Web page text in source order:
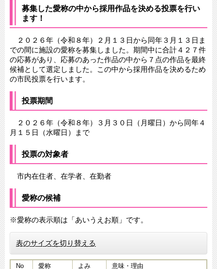
募集した愛称の中から採用作品を決める投票を行い
ます！
２０２６年（令和８年）２月１３日から同年３月１３日ま
での間に施設の愛称を募集しました。期間中に合計４２７件
の応募があり、応募のあった作品の中から７点の作品を最終
候補として選定しました。この中から採用作品を決めるため
の市民投票を行います。
投票期間
２０２６年（令和８年）３月３０日（月曜日）から同年４
月１５日（水曜日）まで
投票の対象者
市内在住者、在学者、在勤者
愛称の候補
※愛称の表示順は「あいうえお順」です。
表のサイズを切り替える
No 愛称 よみ 意味・理由